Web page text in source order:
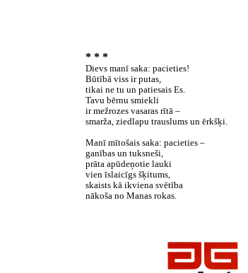
* * *
Dievs manī saka: pacieties!
Būtībā viss ir putas,
tikai ne tu un patiesais Es.
Tavu bērnu smiekli
ir mežrozes vasaras rītā –
smarža, ziedlapu trauslums un ērkšķi.
Manī mītošais saka: pacieties –
ganības un tuksneši,
prāta apūdeņotie lauki
vien īslaicīgs šķitums,
skaists kā ikviena svētība
nākoša no Manas rokas.